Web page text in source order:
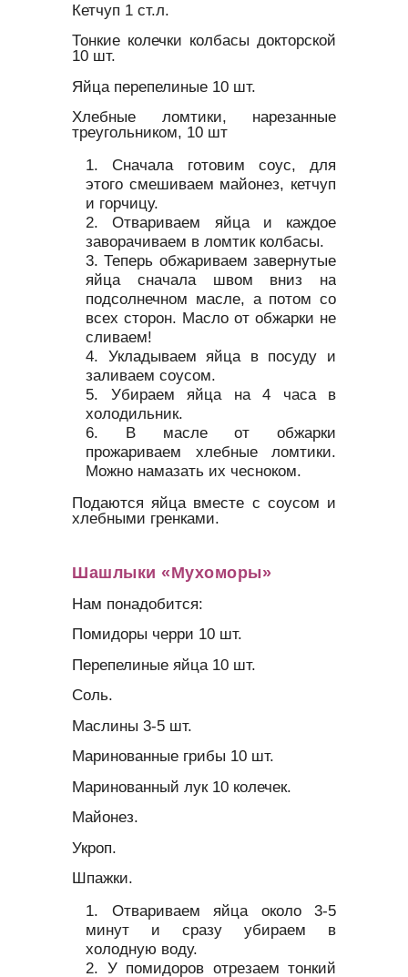
Кетчуп 1 ст.л.
Тонкие колечки колбасы докторской
10 шт.
Яйца перепелиные 10 шт.
Хлебные ломтики, нарезанные
треугольником, 10 шт
Сначала готовим соус, для
этого смешиваем майонез, кетчуп
и горчицу.
Отвариваем яйца и каждое
заворачиваем в ломтик колбасы.
Теперь обжариваем завернутые
яйца сначала швом вниз на
подсолнечном масле, а потом со
всех сторон. Масло от обжарки не
сливаем!
Укладываем яйца в посуду и
заливаем соусом.
Убираем яйца на 4 часа в
холодильник.
В масле от обжарки
прожариваем хлебные ломтики.
Можно намазать их чесноком.
Подаются яйца вместе с соусом и
хлебными гренками.
Шашлыки «Мухоморы»
Нам понадобится:
Помидоры черри 10 шт.
Перепелиные яйца 10 шт.
Соль.
Маслины 3-5 шт.
Маринованные грибы 10 шт.
Маринованный лук 10 колечек.
Майонез.
Укроп.
Шпажки.
Отвариваем яйца около 3-5
минут и сразу убираем в
холодную воду.
У помидоров отрезаем тонкий